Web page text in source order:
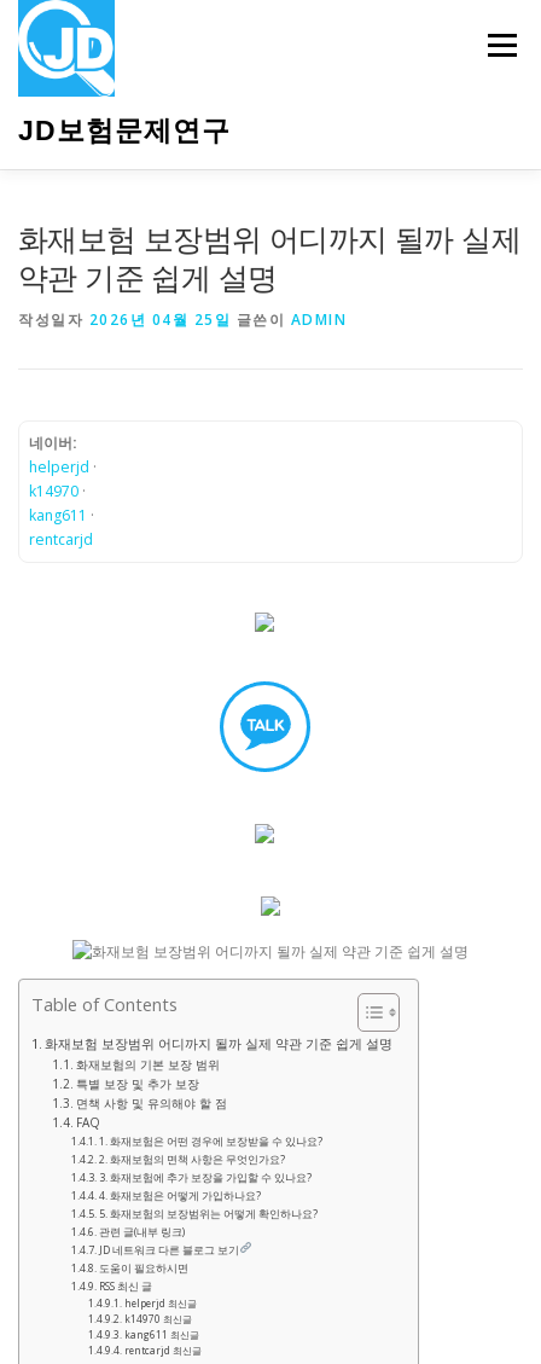
JD보험문제연구
메뉴
화재보험 보장범위 어디까지 될까 실제
약관 기준 쉽게 설명
작성일자 2026년 04월 25일 글쓴이 ADMIN
네이버:
helperjd ·
k14970 ·
kang611 ·
rentcarjd
Table of Contents
화재보험 보장범위 어디까지 될까 실제 약관 기준 쉽게 설명
화재보험의 기본 보장 범위
특별 보장 및 추가 보장
면책 사항 및 유의해야 할 점
FAQ
1. 화재보험은 어떤 경우에 보장받을 수 있나요?
2. 화재보험의 면책 사항은 무엇인가요?
3. 화재보험에 추가 보장을 가입할 수 있나요?
4. 화재보험은 어떻게 가입하나요?
5. 화재보험의 보장범위는 어떻게 확인하나요?
관련 글(내부 링크)
JD 네트워크 다른 블로그 보기
도움이 필요하시면
RSS 최신 글
helperjd 최신글
k14970 최신글
kang611 최신글
rentcarjd 최신글